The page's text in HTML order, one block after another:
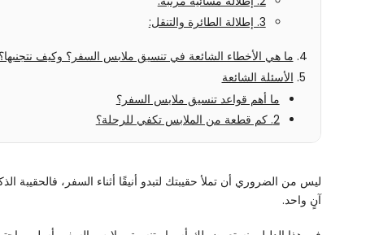
3. إطلالة الطائرة والتنقل:
ما هي الأخطاء الشائعة في تنسيق ملابس السفر؟ وكيف نتجنبها؟
الأسئلة الشائعة
ما أهم قواعد تنسيق ملابس السفر؟
2. كم قطعة من الملابس تكفي للرحلة؟
ليس من الضروري أن تملأ حقيبتك لتبدو أنيقًا أثناء السفر، فالحقيبة
آنٍ واحد.